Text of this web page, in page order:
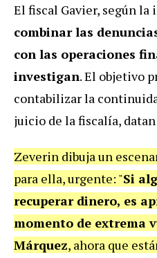
El fiscal Gavier, según la
combinar las
con las operaciones
investigan. El objetivo
contabilizar la
juicio de la fiscalía, datan
Zeverin dibuja un
para ella, urgente: "Si
recuperar dinero, es
momento de extrema
Márquez, ahora que